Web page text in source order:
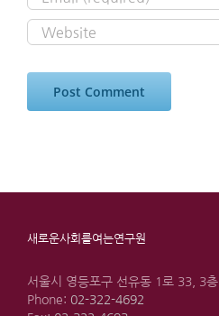
새로운사회를여는연구원
서울시 영등포구 선유동 1로 33, 3층
Phone: 02-322-4692